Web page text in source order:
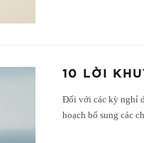
10 LỜI
Đối với các kỳ nghỉ
hoạch bổ sung các